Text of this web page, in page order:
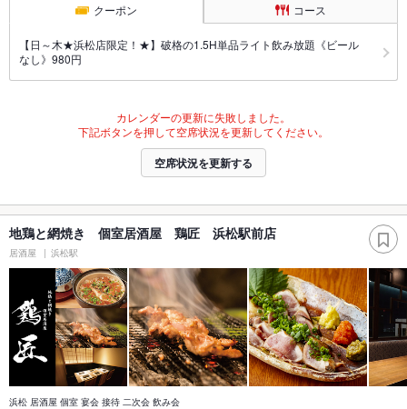
クーポン コース
【日～木★浜松店限定！★】破格の1.5H単品ライト飲み放題《ビール
なし》980円
カレンダーの更新に失敗しました。
下記ボタンを押して空席状況を更新してください。
空席状況を更新する
地鶏と網焼き 個室居酒屋 鶏匠 浜松駅前店
居酒屋 浜松駅
浜松 居酒屋 個室 宴会 接待 二次会 飲み会